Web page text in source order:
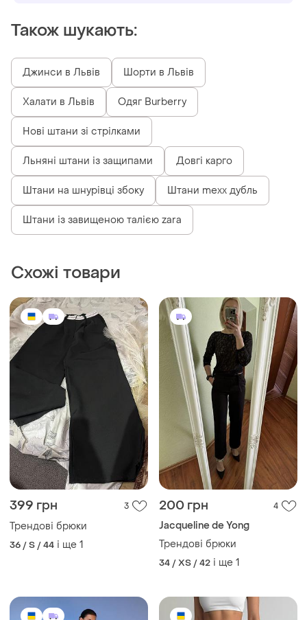
Також шукають:
Джинси в Львів Шорти в Львів
Халати в Львів Одяг Burberry
Нові штани зі стрілками
Льняні штани із защипами Довгі карго
Штани на шнурівці збоку Штани mexx дубль
Штани із завищеною талією zara
Схожі товари
399 грн 3
Трендові брюки
36 / S / 44 і ще 1
200 грн 4
Jacqueline de Yong
Трендові брюки
34 / XS / 42 і ще 1